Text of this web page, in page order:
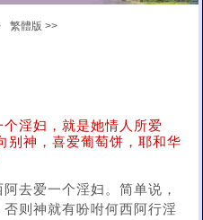
繁體版 >>
淫妇，就是她情人所爱
别神，喜爱葡萄饼，耶和华
去爱一个淫妇。简单说，
则神就有吩咐何西阿行淫